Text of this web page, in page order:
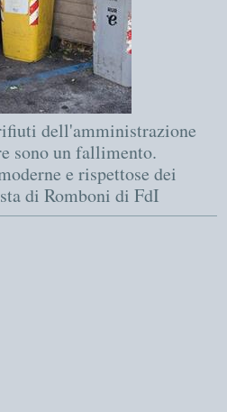
dell'amministrazione
sono un fallimento.
e rispettose dei
di Romboni di FdI